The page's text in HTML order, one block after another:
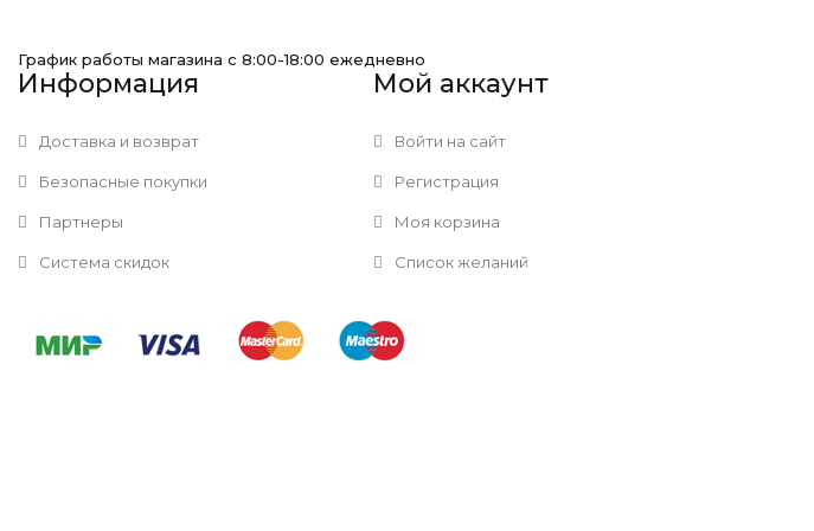
График работы магазина с 8:00-18:00 ежедневно
Информация
Доставка и возврат
Безопасные покупки
Партнеры
Система скидок
Мой аккаунт
Войти на сайт
Регистрация
Моя корзина
Список желаний